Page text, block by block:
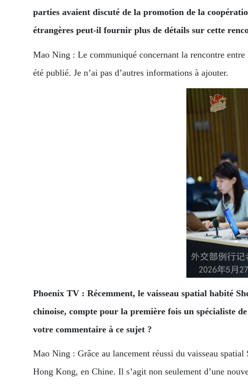
parties avaient discuté de la promotion de la
étrangères peut-il fournir plus de détails sur cette
Mao Ning : Le communiqué concernant la rencontre
été publié. Je n’ai pas d’autres informations à ajouter.
Phoenix TV : Récemment, le vaisseau spatial habité
chinoise, compte pour la première fois un spécialiste
votre commentaire à ce sujet ?
Mao Ning : Grâce au lancement réussi du vaisseau
Hong Kong, en Chine. Il s’agit non seulement d’une